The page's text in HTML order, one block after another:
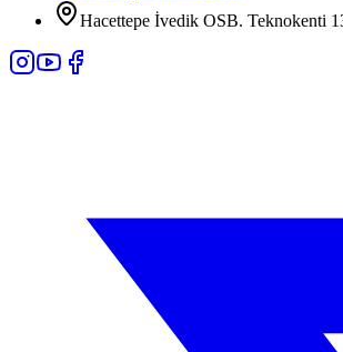
Hacettepe İvedik OSB. Teknokenti